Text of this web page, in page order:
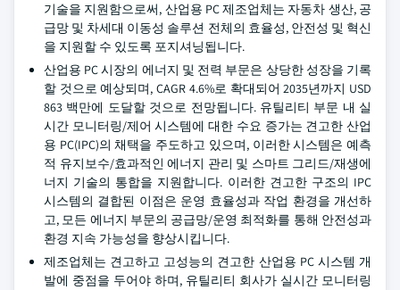
기술을 지원함으로써, 산업용 PC 제조업체는 자동차 생산, 공
급망 및 차세대 이동성 솔루션 전체의 효율성, 안전성 및 혁신
을 지원할 수 있도록 포지셔닝됩니다.
산업용 PC 시장의 에너지 및 전력 부문은 상당한 성장을 기록
할 것으로 예상되며, CAGR 4.6%로 확대되어 2035년까지 USD
863 백만에 도달할 것으로 전망됩니다. 유틸리티 부문 내 실
시간 모니터링/제어 시스템에 대한 수요 증가는 견고한 산업
용 PC(IPC)의 채택을 주도하고 있으며, 이러한 시스템은 예측
적 유지보수/효과적인 에너지 관리 및 스마트 그리드/재생에
너지 기술의 통합을 지원합니다. 이러한 견고한 구조의 IPC
시스템의 결합된 이점은 운영 효율성과 작업 환경을 개선하
고, 모든 에너지 부문의 공급망/운영 최적화를 통해 안전성과
환경 지속 가능성을 향상시킵니다.
제조업체는 견고하고 고성능의 견고한 산업용 PC 시스템 개
발에 중점을 두어야 하며, 유틸리티 회사가 실시간 모니터링